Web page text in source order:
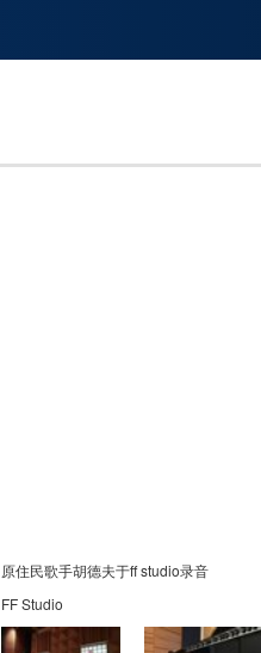
原住民歌手胡德夫于ff studio录音
FF Studio